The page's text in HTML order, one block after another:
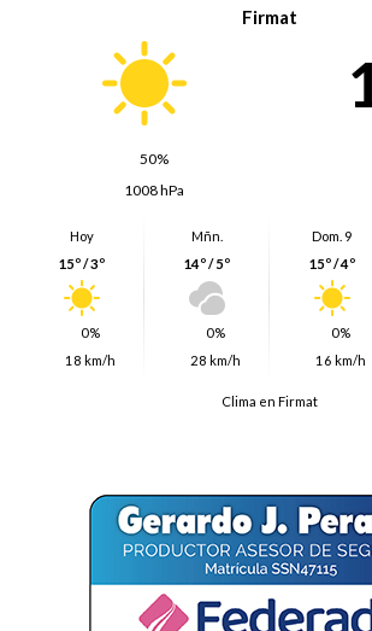
Firmat
50%
1008 hPa
Hoy
15º / 3º
0%
18 km/h
Mñn.
14º / 5º
0%
28 km/h
Dom. 9
15º / 4º
0%
16 km/h
Clima en Firmat